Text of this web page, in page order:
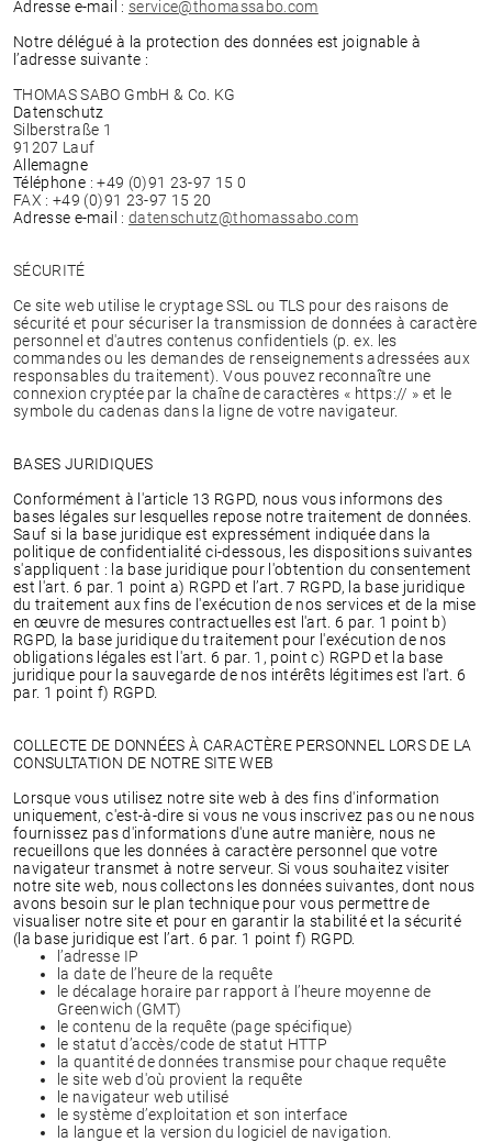
Adresse e-mail : service@thomassabo.com
Notre délégué à la protection des données est joignable à
l’adresse suivante :
THOMAS SABO GmbH & Co. KG
Datenschutz
Silberstraße 1
91207 Lauf
Allemagne
Téléphone : +49 (0)91 23-97 15 0
FAX : +49 (0)91 23-97 15 20
Adresse e-mail : datenschutz@thomassabo.com
SÉCURITÉ
Ce site web utilise le cryptage SSL ou TLS pour des raisons de
sécurité et pour sécuriser la transmission de données à caractère
personnel et d'autres contenus confidentiels (p. ex. les
commandes ou les demandes de renseignements adressées aux
responsables du traitement). Vous pouvez reconnaître une
connexion cryptée par la chaîne de caractères « https:// » et le
symbole du cadenas dans la ligne de votre navigateur.
BASES JURIDIQUES
Conformément à l'article 13 RGPD, nous vous informons des
bases légales sur lesquelles repose notre traitement de données.
Sauf si la base juridique est expressément indiquée dans la
politique de confidentialité ci-dessous, les dispositions suivantes
s'appliquent : la base juridique pour l'obtention du consentement
est l'art. 6 par. 1 point a) RGPD et l’art. 7 RGPD, la base juridique
du traitement aux fins de l'exécution de nos services et de la mise
en œuvre de mesures contractuelles est l'art. 6 par. 1 point b)
RGPD, la base juridique du traitement pour l'exécution de nos
obligations légales est l'art. 6 par. 1, point c) RGPD et la base
juridique pour la sauvegarde de nos intérêts légitimes est l'art. 6
par. 1 point f) RGPD.
COLLECTE DE DONNÉES À CARACTÈRE PERSONNEL LORS DE LA
CONSULTATION DE NOTRE SITE WEB
Lorsque vous utilisez notre site web à des fins d'information
uniquement, c'est-à-dire si vous ne vous inscrivez pas ou ne nous
fournissez pas d'informations d'une autre manière, nous ne
recueillons que les données à caractère personnel que votre
navigateur transmet à notre serveur. Si vous souhaitez visiter
notre site web, nous collectons les données suivantes, dont nous
avons besoin sur le plan technique pour vous permettre de
visualiser notre site et pour en garantir la stabilité et la sécurité
(la base juridique est l’art. 6 par. 1 point f) RGPD.
l’adresse IP
la date de l’heure de la requête
le décalage horaire par rapport à l’heure moyenne de
Greenwich (GMT)
le contenu de la requête (page spécifique)
le statut d’accès/code de statut HTTP
la quantité de données transmise pour chaque requête
le site web d'où provient la requête
le navigateur web utilisé
le système d’exploitation et son interface
la langue et la version du logiciel de navigation.